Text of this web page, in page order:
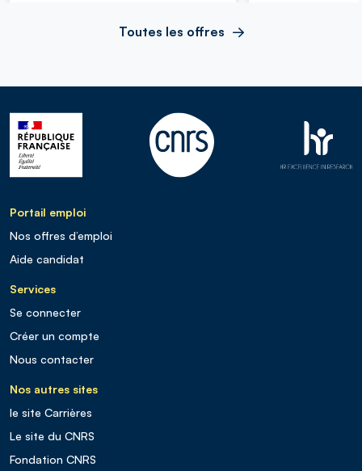
Toutes les offres
Portail emploi
Nos offres d’emploi
Aide candidat
Services
Se connecter
Créer un compte
Nous contacter
Nos autres sites
le site Carrières
Le site du CNRS
Fondation CNRS